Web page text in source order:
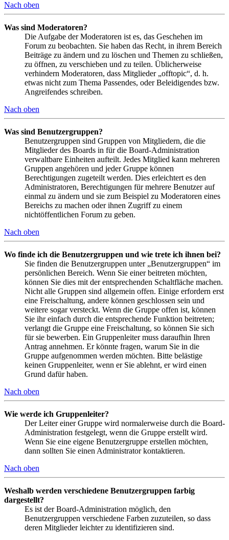
Nach oben
Was sind Moderatoren?
Die Aufgabe der Moderatoren ist es, das Geschehen im
Forum zu beobachten. Sie haben das Recht, in ihrem Bereich
Beiträge zu ändern und zu löschen und Themen zu schließen,
zu öffnen, zu verschieben und zu teilen. Üblicherweise
verhindern Moderatoren, dass Mitglieder „offtopic“, d. h.
etwas nicht zum Thema Passendes, oder Beleidigendes bzw.
Angreifendes schreiben.
Nach oben
Was sind Benutzergruppen?
Benutzergruppen sind Gruppen von Mitgliedern, die die
Mitglieder des Boards in für die Board-Administration
verwaltbare Einheiten aufteilt. Jedes Mitglied kann mehreren
Gruppen angehören und jeder Gruppe können
Berechtigungen zugeteilt werden. Dies erleichtert es den
Administratoren, Berechtigungen für mehrere Benutzer auf
einmal zu ändern und sie zum Beispiel zu Moderatoren eines
Bereichs zu machen oder ihnen Zugriff zu einem
nichtöffentlichen Forum zu geben.
Nach oben
Wo finde ich die Benutzergruppen und wie trete ich ihnen bei?
Sie finden die Benutzergruppen unter „Benutzergruppen“ im
persönlichen Bereich. Wenn Sie einer beitreten möchten,
können Sie dies mit der entsprechenden Schaltfläche machen.
Nicht alle Gruppen sind allgemein offen. Einige erfordern erst
eine Freischaltung, andere können geschlossen sein und
weitere sogar versteckt. Wenn die Gruppe offen ist, können
Sie ihr einfach durch die entsprechende Funktion beitreten;
verlangt die Gruppe eine Freischaltung, so können Sie sich
für sie bewerben. Ein Gruppenleiter muss daraufhin Ihren
Antrag annehmen. Er könnte fragen, warum Sie in die
Gruppe aufgenommen werden möchten. Bitte belästige
keinen Gruppenleiter, wenn er Sie ablehnt, er wird einen
Grund dafür haben.
Nach oben
Wie werde ich Gruppenleiter?
Der Leiter einer Gruppe wird normalerweise durch die Board-
Administration festgelegt, wenn die Gruppe erstellt wird.
Wenn Sie eine eigene Benutzergruppe erstellen möchten,
dann sollten Sie einen Administrator kontaktieren.
Nach oben
Weshalb werden verschiedene Benutzergruppen farbig
dargestellt?
Es ist der Board-Administration möglich, den
Benutzergruppen verschiedene Farben zuzuteilen, so dass
deren Mitglieder leichter zu identifizieren sind.